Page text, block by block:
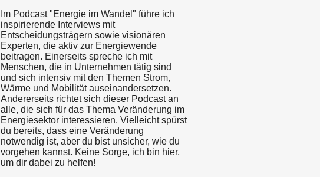
Im Podcast "Energie im Wandel" führe ich
inspirierende Interviews mit
Entscheidungsträgern sowie visionären
Experten, die aktiv zur Energiewende
beitragen. Einerseits spreche ich mit
Menschen, die in Unternehmen tätig sind
und sich intensiv mit den Themen Strom,
Wärme und Mobilität auseinandersetzen.
Andererseits richtet sich dieser Podcast an
alle, die sich für das Thema Veränderung im
Energiesektor interessieren. Vielleicht spürst
du bereits, dass eine Veränderung
notwendig ist, aber du bist unsicher, wie du
vorgehen kannst. Keine Sorge, ich bin hier,
um dir dabei zu helfen!